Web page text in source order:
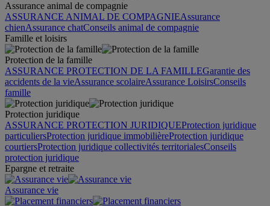
Assurance animal de compagnie
ASSURANCE ANIMAL DE COMPAGNIEAssurance
chienAssurance chatConseils animal de compagnie
Famille et loisirs
Protection de la famille
ASSURANCE PROTECTION DE LA FAMILLEGarantie des
accidents de la vieAssurance scolaireAssurance LoisirsConseils
famille
Protection juridique
ASSURANCE PROTECTION JURIDIQUEProtection juridique
particuliersProtection juridique immobilièreProtection juridique
courtiersProtection juridique collectivités territorialesConseils
protection juridique
Epargne et retraite
Assurance vie